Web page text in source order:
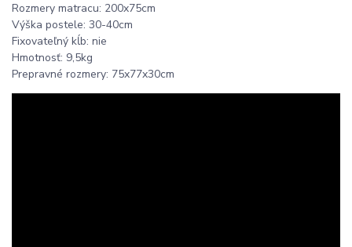
Rozmery matracu: 200x75cm
Výška postele: 30-40cm
Fixovateľný kĺb: nie
Hmotnosť: 9,5kg
Prepravné rozmery: 75x77x30cm